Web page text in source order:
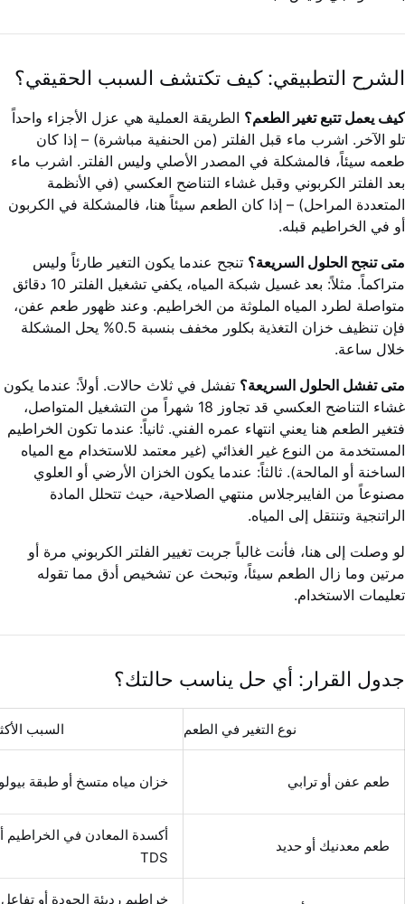
الشرح التطبيقي: كيف تكتشف السبب الحقيقي؟
كيف يعمل تتبع تغير الطعم؟ الطريقة العملية هي عزل الأجزاء واحداً
تلو الآخر. اشرب ماء قبل الفلتر (من الحنفية مباشرة) – إذا كان
طعمه سيئاً، فالمشكلة في المصدر الأصلي وليس الفلتر. اشرب ماء
بعد الفلتر الكربوني وقبل غشاء التناضح العكسي (في الأنظمة
المتعددة المراحل) – إذا كان الطعم سيئاً هنا، فالمشكلة في الكربون
أو في الخراطيم قبله.
متى تنجح الحلول السريعة؟ تنجح عندما يكون التغير طارئاً وليس
متراكماً. مثلاً: بعد غسيل شبكة المياه، يكفي تشغيل الفلتر 10 دقائق
متواصلة لطرد المياه الملوثة من الخراطيم. وعند ظهور طعم عفن،
فإن تنظيف خزان التغذية بكلور مخفف بنسبة 0.5% يحل المشكلة
خلال ساعة.
متى تفشل الحلول السريعة؟ تفشل في ثلاث حالات. أولاً: عندما يكون
غشاء التناضح العكسي قد تجاوز 18 شهراً من التشغيل المتواصل،
فتغير الطعم هنا يعني انتهاء عمره الفني. ثانياً: عندما تكون الخراطيم
المستخدمة من النوع غير الغذائي (غير معتمد للاستخدام مع المياه
الساخنة أو المالحة). ثالثاً: عندما يكون الخزان الأرضي أو العلوي
مصنوعاً من الفايبرجلاس منتهي الصلاحية، حيث تتحلل المادة
الراتنجية وتنتقل إلى المياه.
لو وصلت إلى هنا، فأنت غالباً جربت تغيير الفلتر الكربوني مرة أو
مرتين وما زال الطعم سيئاً، وتبحث عن تشخيص أدق مما تقوله
تعليمات الاستخدام.
جدول القرار: أي حل يناسب حالتك؟
نوع التغير في الطعم السبب
طعم عفن أو ترابي خزان مياه متسخ أو طبقة
طعم معدنيك أو حديد
أكسدة المعادن في الخراطيم
TDS
خراطيم رديئة الجودة أو